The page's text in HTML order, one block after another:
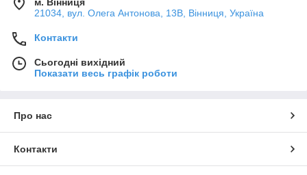
м. Вінниця
21034, вул. Олега Антонова, 13В, Вінниця, Україна
Контакти
Сьогодні вихідний
Показати весь графік роботи
Про нас
Контакти